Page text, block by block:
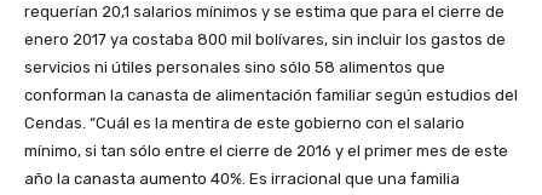
requerían 20,1 salarios mínimos y se estima que para el cierre de
enero 2017 ya costaba 800 mil bolívares, sin incluir los gastos de
servicios ni útiles personales sino sólo 58 alimentos que
conforman la canasta de alimentación familiar según estudios del
Cendas. “Cuál es la mentira de este gobierno con el salario
mínimo, si tan sólo entre el cierre de 2016 y el primer mes de este
año la canasta aumento 40%. Es irracional que una familia